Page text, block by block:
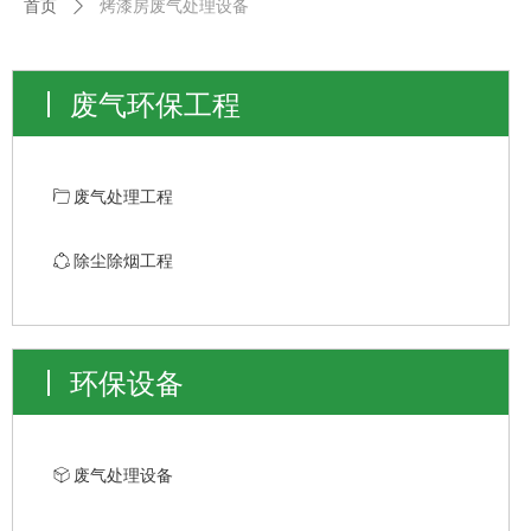
首页 ꄲ 烤漆房废气处理设备
ꄁ 废气处理工程
ꁢ 除尘除烟工程
废气环保工程
环保设备
ꁦ 废气处理设备